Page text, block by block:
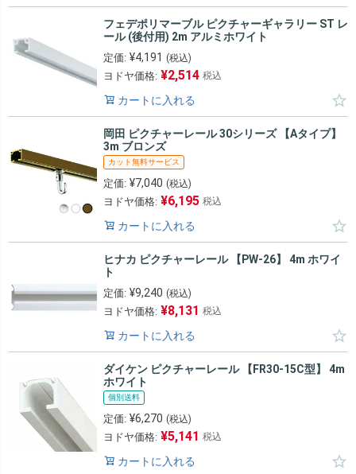
フェデポリマーブル ピクチャーギャラリー ST レ
ール (後付用) 2m アルミホワイト
定価: ¥4,191 (税込)
ヨドヤ価格: ¥2,514 税込
カートに入れる
岡田 ピクチャーレール 30シリーズ 【Aタイプ】
3m ブロンズ
カット無料サービス
定価: ¥7,040 (税込)
ヨドヤ価格: ¥6,195 税込
カートに入れる
ヒナカ ピクチャーレール 【PW-26】 4m ホワイ
ト
定価: ¥9,240 (税込)
ヨドヤ価格: ¥8,131 税込
カートに入れる
ダイケン ピクチャーレール 【FR30-15C型】 4m
ホワイト
個別送料
定価: ¥6,270 (税込)
ヨドヤ価格: ¥5,141 税込
カートに入れる